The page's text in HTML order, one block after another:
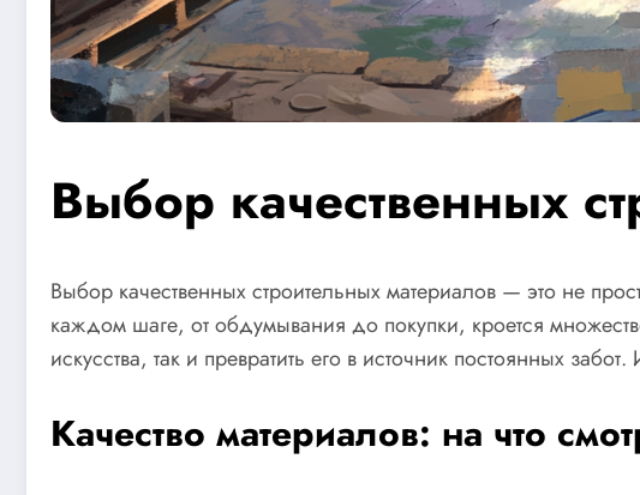
Выбор качественных
Выбор качественных строительных материалов — это не
каждом шаге, от обдумывания до покупки, кроется
искусства, так и превратить его в источник постоянных
Качество материалов: на что